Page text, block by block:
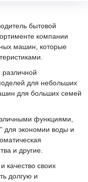
бытовой
компании
машин, которые
для небольших
для больших семей
функциями,
для экономии воды и
и другие.
качество своих
долгую и